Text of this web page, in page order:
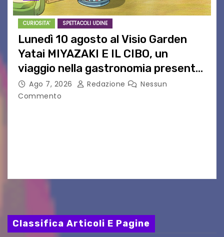
CURIOSITA' SPETTACOLI UDINE
Lunedì 10 agosto al Visio Garden
Yatai MIYAZAKI E IL CIBO, un
viaggio nella gastronomia presente
nei film di Hayao Miyazaki!
Ago 7, 2026 Redazione
Nessun
Commento
Classifica Articoli E Pagine